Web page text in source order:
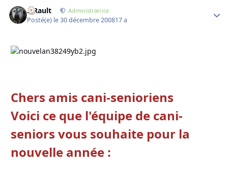
S.Rault Administratrice
Posté(e) le 30 décembre 200817 a
Chers amis cani-senioriens
Voici ce que l'équipe de cani-
seniors vous souhaite pour la
nouvelle année :